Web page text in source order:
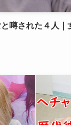
噂された４人｜